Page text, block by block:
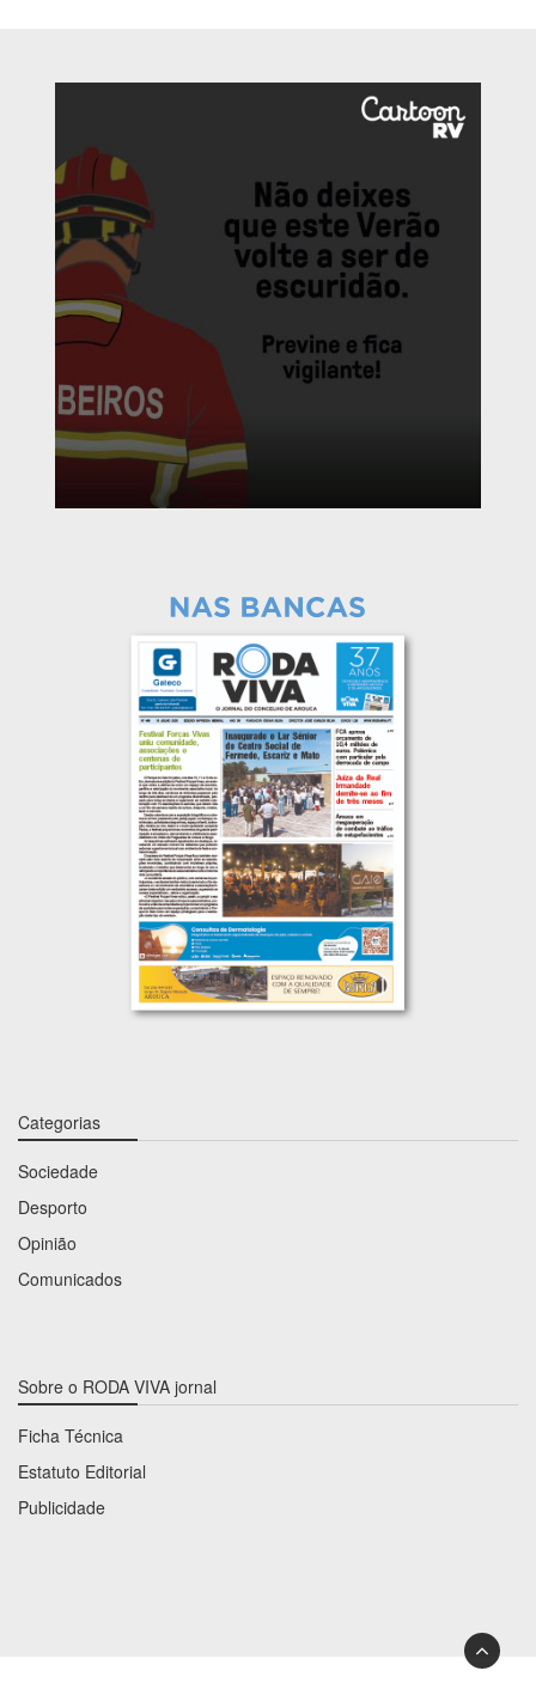
Categorias
Sociedade
Desporto
Opinião
Comunicados
Sobre o RODA VIVA jornal
Ficha Técnica
Estatuto Editorial
Publicidade